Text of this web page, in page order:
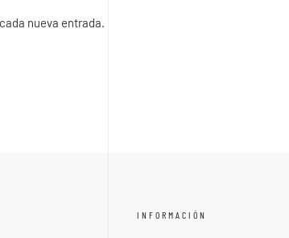
nueva entrada.
INFORMACIÓN